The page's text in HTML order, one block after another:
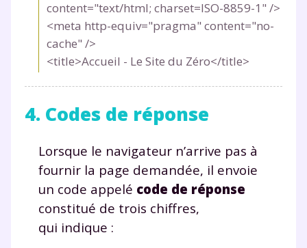
content="text/html; charset=ISO-8859-1" />
<meta http-equiv="pragma" content="no-
cache" />
<title>Accueil - Le Site du Zéro</title>
4. Codes de réponse
Lorsque le navigateur n’arrive pas à
fournir la page demandée, il envoie
un code appelé code de réponse
constitué de trois chiffres,
qui indique :